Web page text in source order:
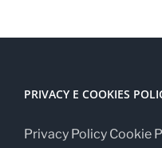
PRIVACY E COOKIES
Privacy Policy Cookie